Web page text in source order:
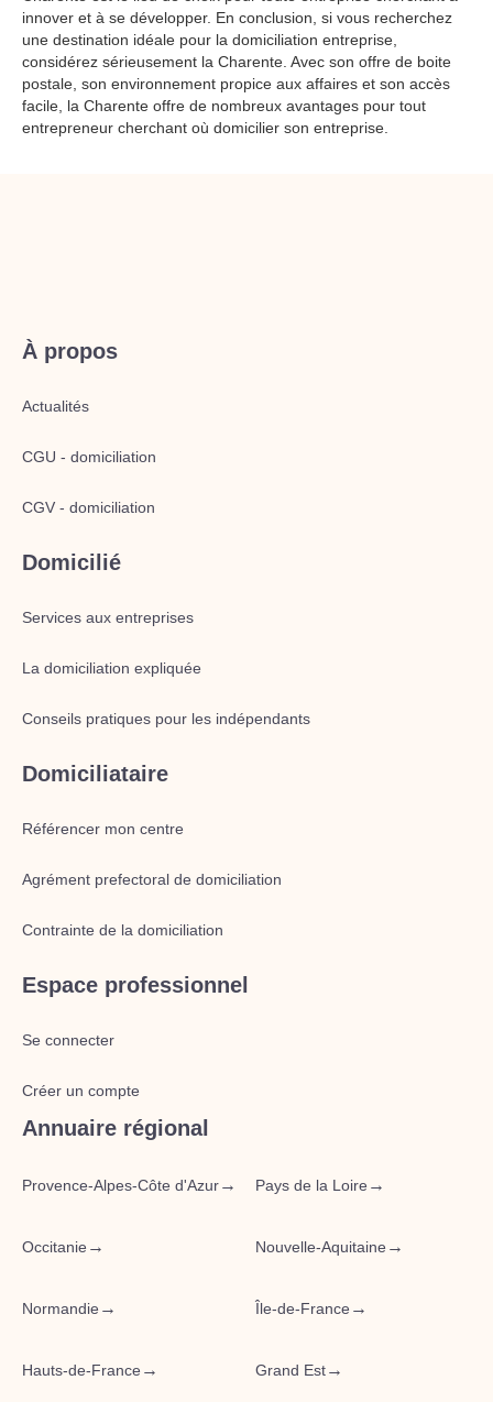
innover et à se développer. En conclusion, si vous recherchez
une destination idéale pour la domiciliation entreprise,
considérez sérieusement la Charente. Avec son offre de boite
postale, son environnement propice aux affaires et son accès
facile, la Charente offre de nombreux avantages pour tout
entrepreneur cherchant où domicilier son entreprise.
À propos
Actualités
CGU - domiciliation
CGV - domiciliation
Domicilié
Services aux entreprises
La domiciliation expliquée
Conseils pratiques pour les indépendants
Domiciliataire
Référencer mon centre
Agrément prefectoral de domiciliation
Contrainte de la domiciliation
Espace professionnel
Se connecter
Créer un compte
Annuaire régional
Provence-Alpes-Côte d'Azur→ Pays de la Loire →
Occitanie → Nouvelle-Aquitaine →
Normandie → Île-de-France →
Hauts-de-France → Grand Est→